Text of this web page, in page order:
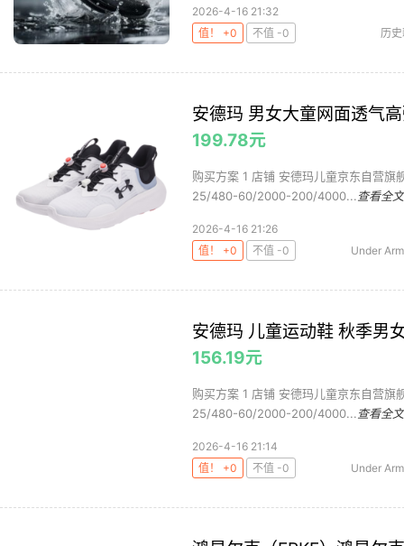
2026-4-16 21:32
值！ +0
不值 -0 历
安德玛 男女大童网面透气
199.78元
购买方案 1 店铺 安德玛儿童京东自营
25/480-60/2000-200/4000... 查看全文
2026-4-16 21:26
值！ +0
不值 -0
Under
安德玛 儿童运动鞋 秋季男
156.19元
购买方案 1 店铺 安德玛儿童京东自营
25/480-60/2000-200/4000... 查看全文
2026-4-16 21:14
值！ +0
不值 -0
Under